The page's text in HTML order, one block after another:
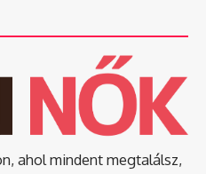
ahol mindent megtalálsz,